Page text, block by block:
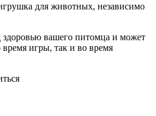
для животных, независимо
вашего питомца и может
время игры, так и во время